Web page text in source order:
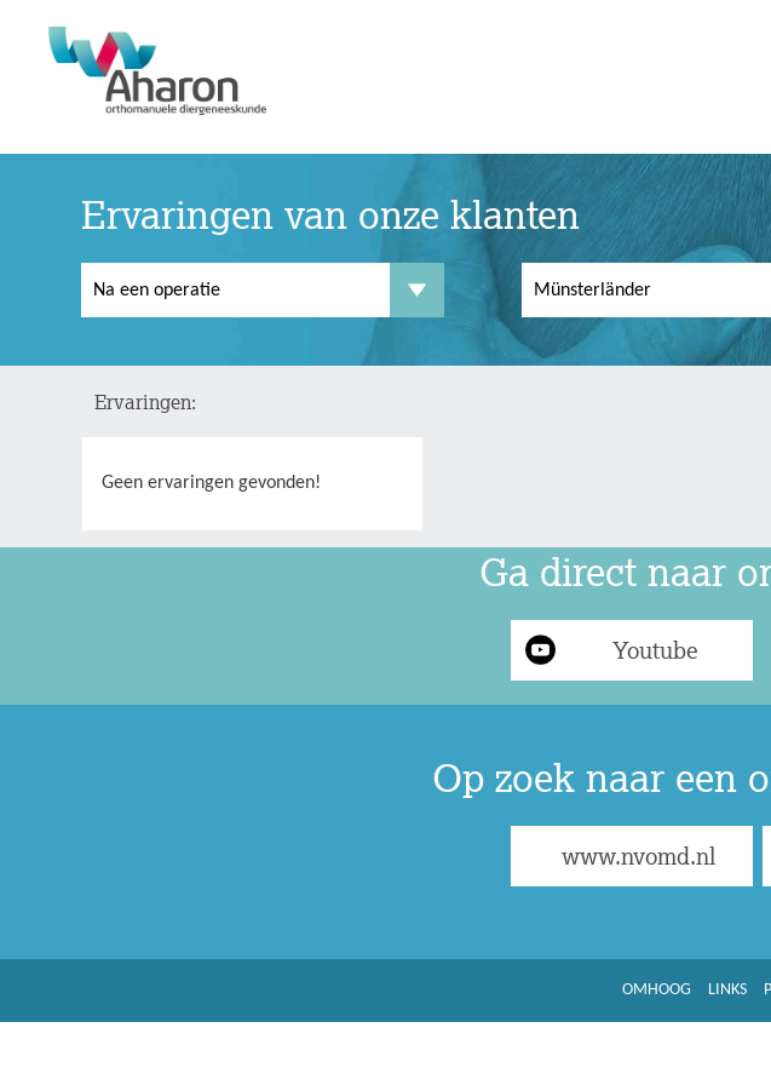
Ervaringen van onze klanten
Ervaringen:
Geen ervaringen gevonden!
Ga direct naar
Youtube
Op zoek naar een
www.nvomd.nl
OMHOOG LINKS